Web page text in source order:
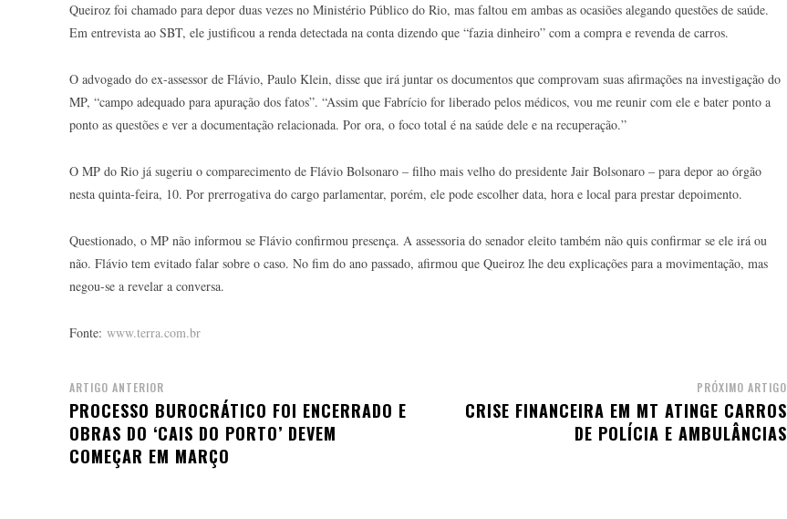
Queiroz foi chamado para depor duas vezes no Ministério Público do Rio, mas faltou em ambas as ocasiões alegando questões de saúde.
Em entrevista ao SBT, ele justificou a renda detectada na conta dizendo que “fazia dinheiro” com a compra e revenda de carros.
O advogado do ex-assessor de Flávio, Paulo Klein, disse que irá juntar os documentos que comprovam suas afirmações na investigação do
MP, “campo adequado para apuração dos fatos”. “Assim que Fabrício for liberado pelos médicos, vou me reunir com ele e bater ponto a
ponto as questões e ver a documentação relacionada. Por ora, o foco total é na saúde dele e na recuperação.”
O MP do Rio já sugeriu o comparecimento de Flávio Bolsonaro – filho mais velho do presidente Jair Bolsonaro – para depor ao órgão
nesta quinta-feira, 10. Por prerrogativa do cargo parlamentar, porém, ele pode escolher data, hora e local para prestar depoimento.
Questionado, o MP não informou se Flávio confirmou presença. A assessoria do senador eleito também não quis confirmar se ele irá ou
não. Flávio tem evitado falar sobre o caso. No fim do ano passado, afirmou que Queiroz lhe deu explicações para a movimentação, mas
negou-se a revelar a conversa.
Fonte: www.terra.com.br
ARTIGO ANTERIOR
PROCESSO BUROCRÁTICO FOI ENCERRADO E
OBRAS DO ‘CAIS DO PORTO’ DEVEM
COMEÇAR EM MARÇO
PRÓXIMO ARTIGO
CRISE FINANCEIRA EM MT ATINGE CARROS
DE POLÍCIA E AMBULÂNCIAS